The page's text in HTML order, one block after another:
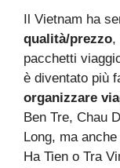
Il Vietnam ha
qualità/prezzo,
pacchetti
è diventato più
organizzare
Ben Tre, Chau
Long, ma
Ha Tien o Tra